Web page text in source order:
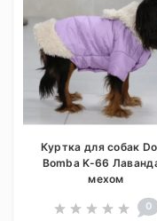
Куртка для собак
Bomba K-66
мехом
0